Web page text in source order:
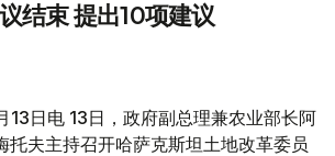
结束 提出10项建议
13日电 13日，政府副总理兼农业部长阿
托夫主持召开哈萨克斯坦土地改革委员